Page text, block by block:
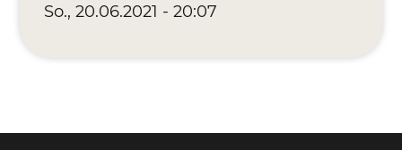
So., 20.06.2021 - 20:07